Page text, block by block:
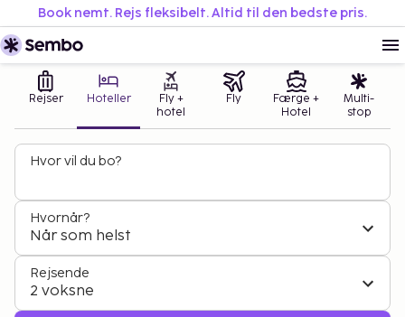
Book nemt. Rejs fleksibelt. Altid til den bedste pris.
Rejser Hoteller
Fly +
hotel
Fly
Færge +
Hotel
Multi-
stop
Hvor vil du bo?
Hvornår?
Når som helst
Rejsende
2 voksne